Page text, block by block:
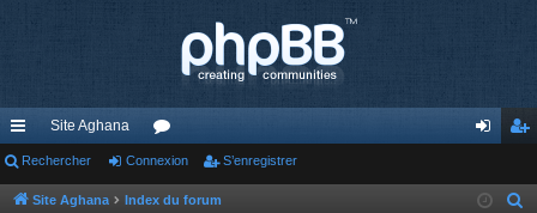
cc
ès
Site Aghana
or
u ne nr
Rechercher Connexion S’enregistrer
Site Aghana Index du forum